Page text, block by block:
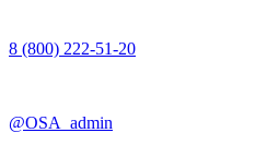
8 (800) 222-51-20
@OSA_admin